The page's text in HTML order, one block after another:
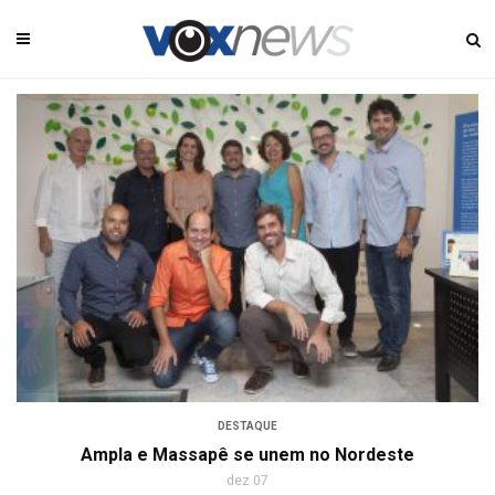
DESTAQUE
Ampla e Massapê se unem no Nordeste
dez 07